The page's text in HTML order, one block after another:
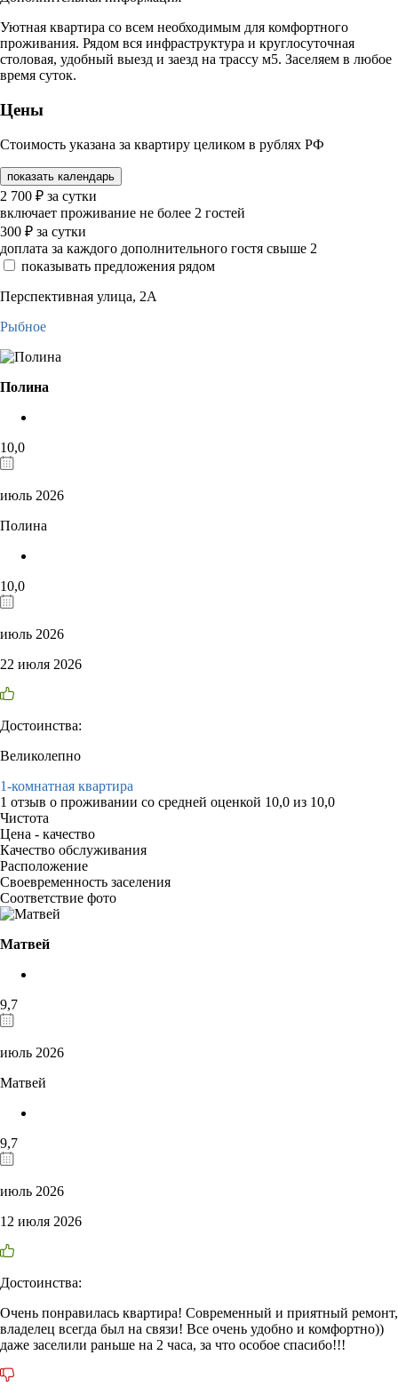
Уютная квартира со всем необходимым для комфортного
проживания. Рядом вся инфраструктура и круглосуточная
столовая, удобный выезд и заезд на трассу м5. Заселяем в любое
время суток.
Цены
Стоимость указана за квартиру целиком в рублях РФ
показать календарь
2 700 ₽ за сутки
включает проживание не более 2 гостей
300 ₽ за сутки
доплата за каждого дополнительного гостя свыше 2
показывать предложения рядом
Перспективная улица, 2А
Рыбное
Полина
10,0
июль 2026
Полина
10,0
июль 2026
22 июля 2026
Достоинства:
Великолепно
1-комнатная квартира
1 отзыв о проживании со средней оценкой 10,0 из 10,0
Чистота
Цена - качество
Качество обслуживания
Расположение
Своевременность заселения
Соответствие фото
Матвей
9,7
июль 2026
Матвей
9,7
июль 2026
12 июля 2026
Достоинства:
Очень понравилась квартира! Современный и приятный ремонт,
владелец всегда был на связи! Все очень удобно и комфортно))
даже заселили раньше на 2 часа, за что особое спасибо!!!